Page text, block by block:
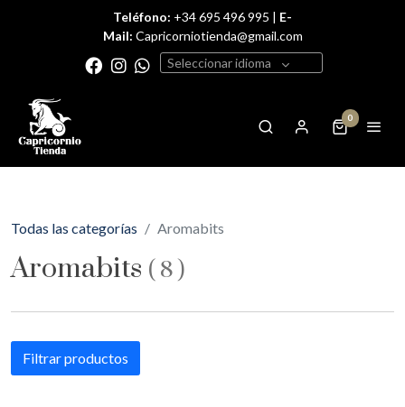
Teléfono: +34 695 496 995 | E-
Mail: Capricorniotienda@gmail.com
Seleccionar idioma
0
Todas las categorías Aromabits
Aromabits ( 8 )
Filtrar productos